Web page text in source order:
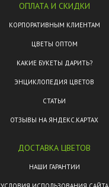
ОПЛАТА И СКИДКИ
КОРПОРАТИВНЫМ КЛИЕНТАМ
ЦВЕТЫ ОПТОМ
КАКИЕ БУКЕТЫ ДАРИТЬ?
ЭНЦИКЛОПЕДИЯ ЦВЕТОВ
СТАТЬИ
ОТЗЫВЫ НА ЯНДЕКС.КАРТАХ
ДОСТАВКА ЦВЕТОВ
НАШИ ГАРАНТИИ